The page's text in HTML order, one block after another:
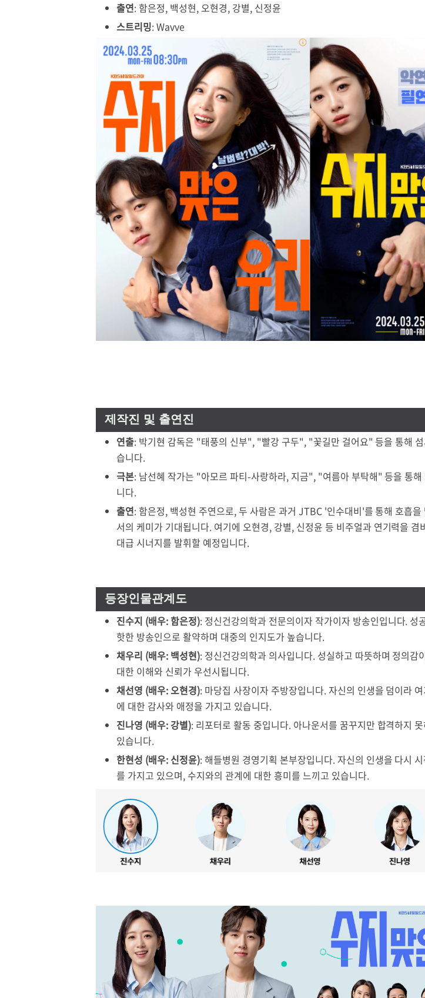
출연: 함은정, 백성현, 오현경, 강별, 신정윤
스트리밍: Wavve
제작진 및 출연진
연출: 박기현 감독은 "태풍의 신부", "빨강 구두", "꽃길만 걸어요" 등을 통해
습니다.
극본: 남선혜 작가는 "아모르 파티-사랑하라, 지금", "여름아 부탁해" 등을 통해
니다.
출연: 함은정, 백성현 주연으로, 두 사람은 과거 JTBC '인수대비'를 통해 호흡을
서의 케미가 기대됩니다. 여기에 오현경, 강별, 신정윤 등 비주얼과 연기력을 겸
대급 시너지를 발휘할 예정입니다.
등장인물관계도
진수지 (배우: 함은정): 정신건강의학과 전문의이자 작가이자 방송인입니다. 성
핫한 방송인으로 활약하며 대중의 인지도가 높습니다.
채우리 (배우: 백성현): 정신건강의학과 의사입니다. 성실하고 따뜻하며 정의감
대한 이해와 신뢰가 우선시됩니다.
채선영 (배우: 오현경): 마당집 사장이자 주방장입니다. 자신의 인생을 덤이라
에 대한 감사와 애정을 가지고 있습니다.
진나영 (배우: 강별): 리포터로 활동 중입니다. 아나운서를 꿈꾸지만 합격하지
있습니다.
한현성 (배우: 신정윤): 해들병원 경영기획 본부장입니다. 자신의 인생을 다시
를 가지고 있으며, 수지와의 관계에 대한 흥미를 느끼고 있습니다.